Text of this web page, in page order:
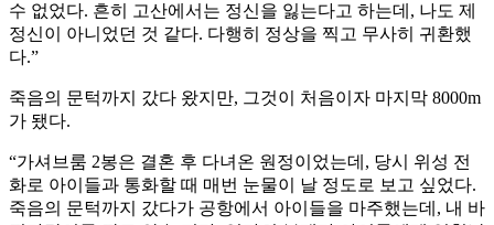
수 없었다. 흔히 고산에서는 정신을 잃는다고 하는데, 나도 제
정신이 아니었던 것 같다. 다행히 정상을 찍고 무사히 귀환했
다.”
죽음의 문턱까지 갔다 왔지만, 그것이 처음이자 마지막 8000m
가 됐다.
“가셔브룸 2봉은 결혼 후 다녀온 원정이었는데, 당시 위성 전
화로 아이들과 통화할 때 매번 눈물이 날 정도로 보고 싶었다.
죽음의 문턱까지 갔다가 공항에서 아이들을 마주했는데, 내 바